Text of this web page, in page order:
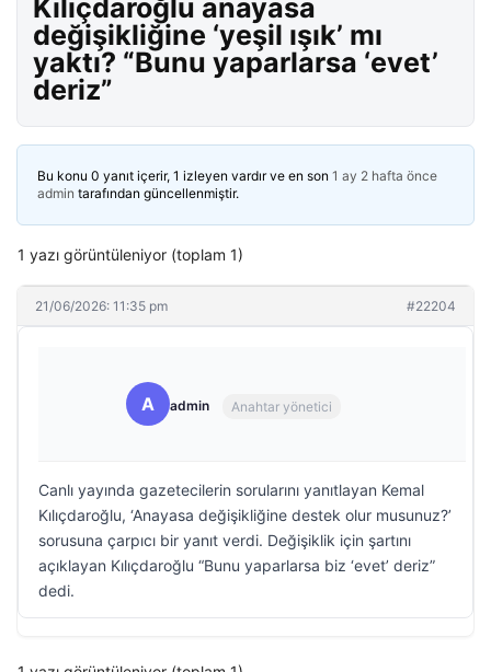
Kılıçdaroğlu anayasa
değişikliğine ‘yeşil ışık’ mı
yaktı? “Bunu yaparlarsa ‘evet’
deriz”
Bu konu 0 yanıt içerir, 1 izleyen vardır ve en son 1 ay 2 hafta önce
admin tarafından güncellenmiştir.
1 yazı görüntüleniyor (toplam 1)
21/06/2026: 11:35 pm #22204
A admin Anahtar yönetici
Canlı yayında gazetecilerin sorularını yanıtlayan Kemal
Kılıçdaroğlu, ‘Anayasa değişikliğine destek olur musunuz?’
sorusuna çarpıcı bir yanıt verdi. Değişiklik için şartını
açıklayan Kılıçdaroğlu “Bunu yaparlarsa biz ‘evet’ deriz”
dedi.